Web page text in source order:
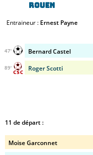
Rouen
Entraineur : Ernest Payne
Bernard Castel
47'
Roger Scotti
89'
11 de départ :
Moise Garconnet